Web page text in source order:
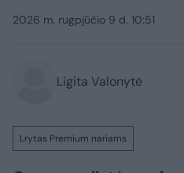
2026 m. rugpjūčio 9 d. 10:51
Ligita Valonytė
Lrytas Premium nariams